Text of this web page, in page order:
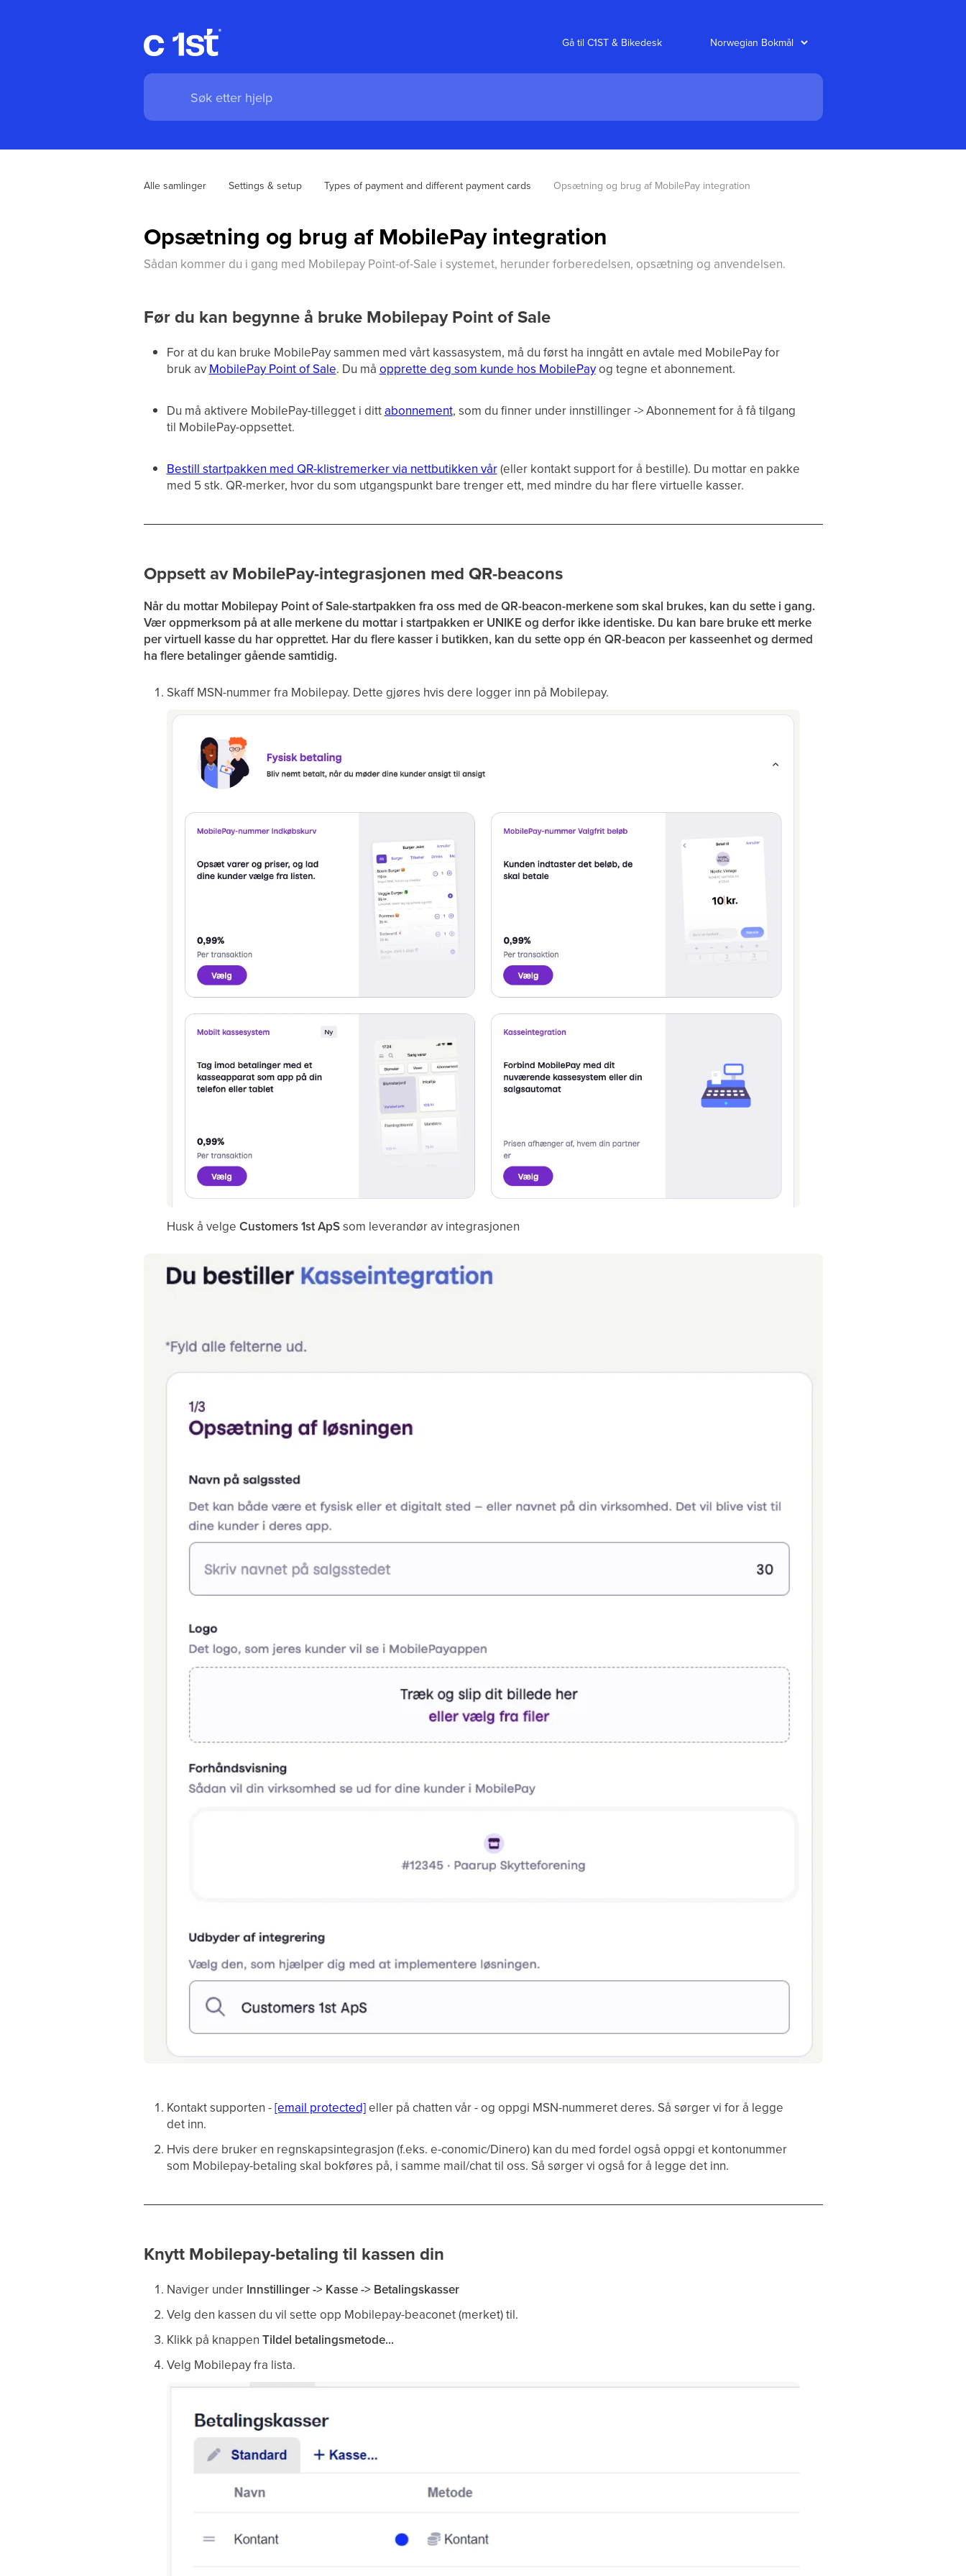
Gå til C1ST & Bikedesk
Alle samlinger Settings & setup Types of payment and different payment cards Opsætning og brug af MobilePay integration
Opsætning og brug af MobilePay integration
Sådan kommer du i gang med Mobilepay Point-of-Sale i systemet, herunder forberedelsen, opsætning og anvendelsen.
Før du kan begynne å bruke Mobilepay Point of Sale
For at du kan bruke MobilePay sammen med vårt kassasystem, må du først ha inngått en avtale med MobilePay for
bruk av MobilePay Point of Sale. Du må opprette deg som kunde hos MobilePayog tegne et abonnement.
Du må aktivere MobilePay-tillegget i dittabonnement, som du finner under innstillinger -> Abonnement for å få tilgang
til MobilePay-oppsettet.
Bestill startpakken med QR-klistremerker via nettbutikken vår(eller kontakt support for å bestille). Du mottar en pakke
med 5 stk. QR-merker, hvor du som utgangspunkt bare trenger ett, med mindre du har flere virtuelle kasser.
Oppsett av MobilePay-integrasjonen med QR-beacons
Når du mottar Mobilepay Point of Sale-startpakken fra oss med de QR-beacon-merkene som skal brukes, kan du sette i gang.
Vær oppmerksom på at alle merkene du mottar i startpakken er UNIKE og derfor ikke identiske. Du kan bare bruke ett merke
per virtuell kasse du har opprettet. Har du flere kasser i butikken, kan du sette opp én QR-beacon per kasseenhet og dermed
ha flere betalinger gående samtidig.
Skaff MSN-nummer fra Mobilepay. Dette gjøres hvis dere logger inn på Mobilepay.
Husk å velge Customers 1st ApSsom leverandør av integrasjonen
Kontakt supporten -[email protected]eller på chatten vår - og oppgi MSN-nummeret deres. Så sørger vi for å legge
det inn.
Hvis dere bruker en regnskapsintegrasjon (f.eks. e-conomic/Dinero) kan du med fordel også oppgi et kontonummer
som Mobilepay-betaling skal bokføres på, i samme mail/chat til oss. Så sørger vi også for å legge det inn.
Knytt Mobilepay-betaling til kassen din
Naviger under Innstillinger -> Kasse -> Betalingskasser
Velg den kassen du vil sette opp Mobilepay-beaconet (merket) til.
Klikk på knappen Tildel betalingsmetode...
Velg Mobilepay fra lista.